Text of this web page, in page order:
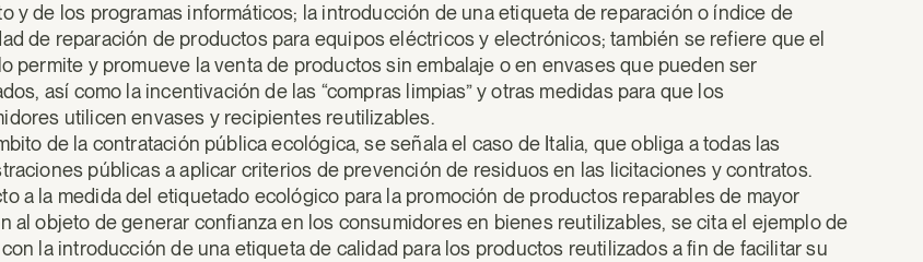
y de los programas informáticos; la introducción de una etiqueta de reparación o índice de
de reparación de productos para equipos eléctricos y electrónicos; también se refiere que el
permite y promueve la venta de productos sin embalaje o en envases que pueden ser
así como la incentivación de las “compras limpias” y otras medidas para que los
utilicen envases y recipientes reutilizables.
de la contratación pública ecológica, se señala el caso de Italia, que obliga a todas las
públicas a aplicar criterios de prevención de residuos en las licitaciones y contratos.
a la medida del etiquetado ecológico para la promoción de productos reparables de mayor
al objeto de generar confianza en los consumidores en bienes reutilizables, se cita el ejemplo de
la introducción de una etiqueta de calidad para los productos reutilizados a fin de facilitar su